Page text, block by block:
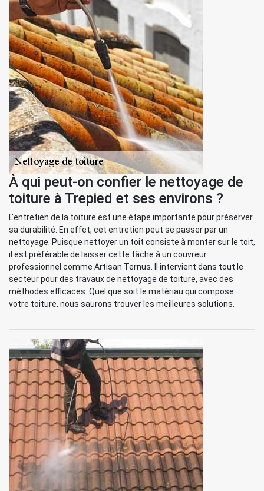
À qui peut-on confier le nettoyage de
toiture à Trepied et ses environs ?
L'entretien de la toiture est une étape importante pour préserver
sa durabilité. En effet, cet entretien peut se passer par un
nettoyage. Puisque nettoyer un toit consiste à monter sur le toit,
il est préférable de laisser cette tâche à un couvreur
professionnel comme Artisan Ternus. Il intervient dans tout le
secteur pour des travaux de nettoyage de toiture, avec des
méthodes efficaces. Quel que soit le matériau qui compose
votre toiture, nous saurons trouver les meilleures solutions.